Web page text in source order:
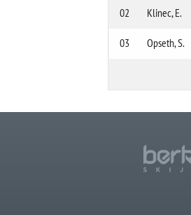
02 Klinec, E.
03 Opseth, S.